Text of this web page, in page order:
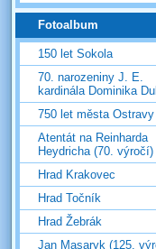
Fotoalbum
150 let Sokola
70. narozeniny J. E.
kardinála Dominika
750 let města Ostravy
Atentát na Reinharda
Heydricha (70. výročí)
Hrad Krakovec
Hrad Točník
Hrad Žebrák
Jan Masaryk (125.